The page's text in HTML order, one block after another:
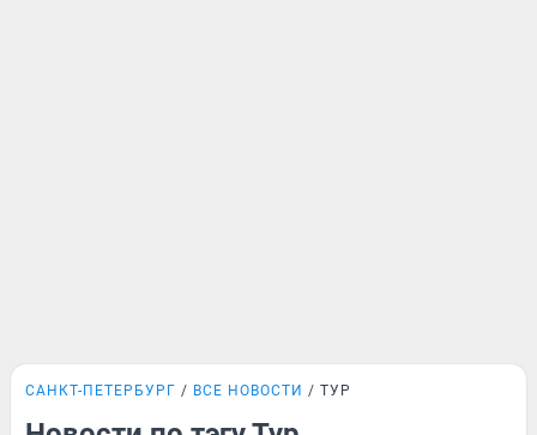
САНКТ-ПЕТЕРБУРГ ВСЕ НОВОСТИ ТУР